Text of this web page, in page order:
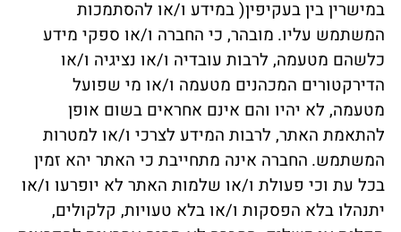
במישרין בין בעקיפין( במידע ו/או להסתמכות
המשתמש עליו. מובהר, כי החברה ו/או ספקי מידע
כלשהם מטעמה, לרבות עובדיה ו/או נציגיה ו/או
הדירקטורים המכהנים מטעמה ו/או מי שפועל
מטעמה, לא יהיו והם אינם אחראים בשום אופן
להתאמת האתר, לרבות המידע לצרכי ו/או למטרות
המשתמש. החברה אינה מתחייבת כי האתר יהא זמין
בכל עת וכי פעולת ו/או שלמות האתר לא יופרעו ו/או
יתנהלו בלא הפסקות ו/או בלא טעויות, קלקולים,